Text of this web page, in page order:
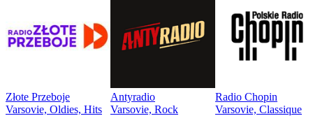
Złote Przeboje
Varsovie, Oldies, Hits
Antyradio
Varsovie, Rock
Radio Chopin
Varsovie, Classique